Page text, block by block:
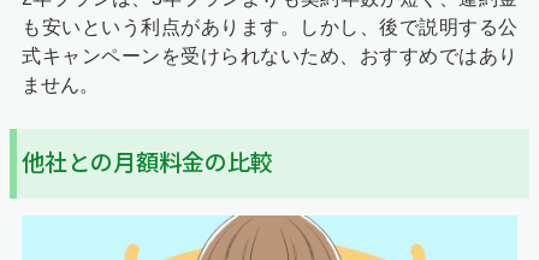
も安いという利点があります。しかし、後で説明する公
式キャンペーンを受けられないため、おすすめではあり
ません。
他社との月額料金の比較